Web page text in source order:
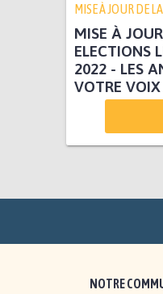
MISE À JOUR DE
MISE À
ELECTIONS
2022 - LES
VOTRE
NOTRE